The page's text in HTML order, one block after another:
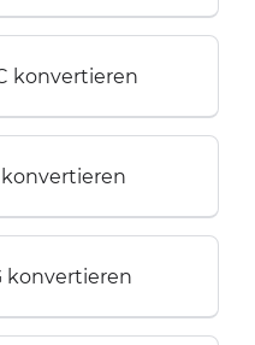
konvertieren
konvertieren
konvertieren